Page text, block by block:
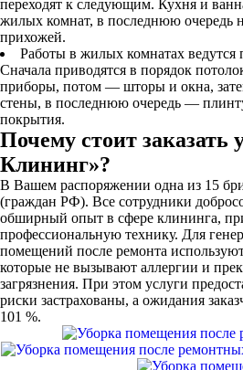
переходят к следующим. Кухня и
жилых комнат, в последнюю очередь
прихожей.
Работы в жилых комнатах ведутся
Сначала приводятся в порядок
приборы, потом — шторы и окна,
стены, в последнюю очередь —
покрытия.
Почему стоит заказать
Клининг»?
В Вашем распоряжении одна из 15
(граждан РФ). Все сотрудники
обширный опыт в сфере клининга,
профессиональную технику. Для
помещений после ремонта
которые не вызывают аллергии и
загрязнения. При этом услуги
риски застрахованы, а ожидания
101 %.